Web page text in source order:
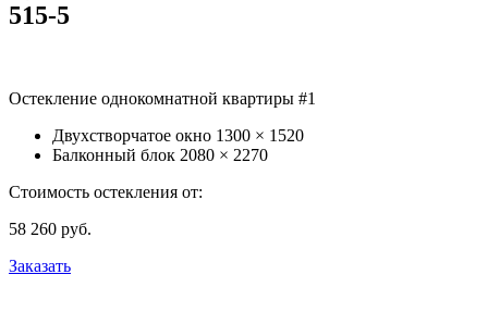
515-5
Остекление однокомнатной квартиры #1
Двухстворчатое окно 1300 × 1520
Балконный блок 2080 × 2270
Стоимость остекления от:
58 260 руб.
Заказать